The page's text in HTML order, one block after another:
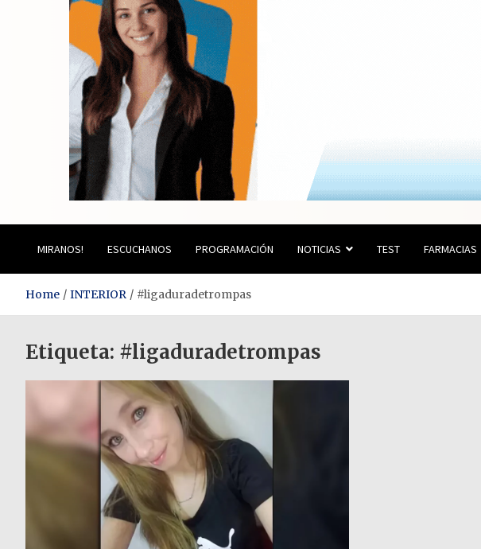
Estación del Siglo
MIRANOS! ESCUCHANOS PROGRAMACIÓN NOTICIAS TEST FARMACIAS
Home INTERIOR #ligaduradetrompas
Etiqueta: #ligaduradetrompas